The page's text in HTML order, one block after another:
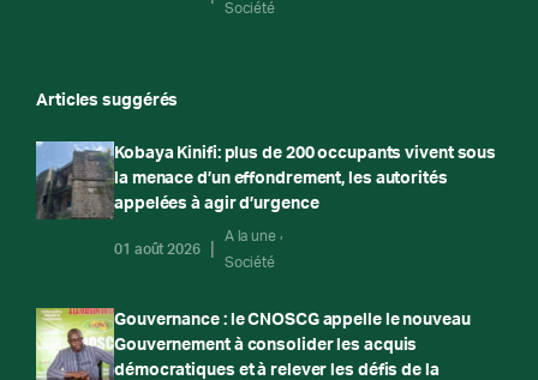
Société
Articles suggérés
Kobaya Kinifi: plus de 200 occupants vivent sous
la menace d’un effondrement, les autorités
appelées à agir d’urgence
01 août 2026
A la une
Société
Gouvernance : le CNOSCG appelle le nouveau
Gouvernement à consolider les acquis
démocratiques et à relever les défis de la